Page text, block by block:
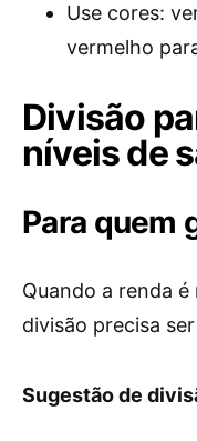
Use cores:
vermelho
Divisão
níveis de
Para quem
Quando a renda
divisão precisa
Sugestão de